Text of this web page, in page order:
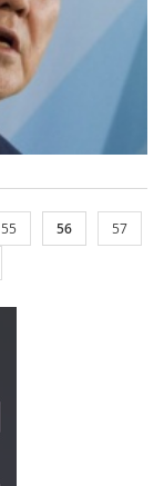
55 56
57